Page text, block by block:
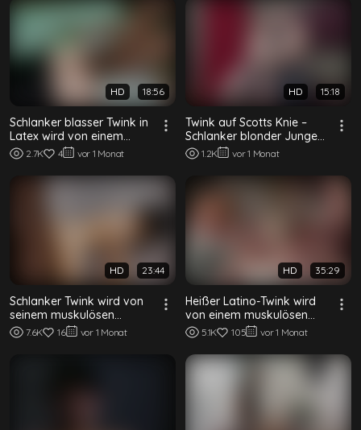
HD 18:56
Schlanker blasser Twink in
Latex wird von einem
muskulösen schwarzen
Top gefistet
2.7K 4 vor 1 Monat
HD 15:18
Twink auf Scotts Knie –
Schlanker blonder Junge
von einem muskulösen
Top gestreichelt
1.2K vor 1 Monat
HD 23:44
Schlanker Twink wird von
seinem muskulösen
schwarzen Trainer in der
Umkleide bareb...
7.6K 16 vor 1 Monat
HD 35:29
Heißer Latino-Twink wird
von einem muskulösen
tätowierten Kerl roh gefickt
5.1K 105 vor 1 Monat